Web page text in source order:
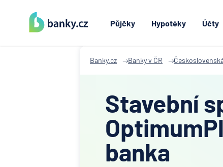
Půjčky Hypotéky Účty
Banky.cz Banky v ČR
Stavební
banka